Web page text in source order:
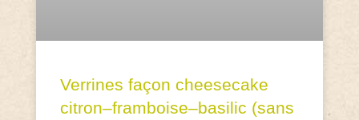
Verrines façon cheesecake
citron–framboise–basilic (sans